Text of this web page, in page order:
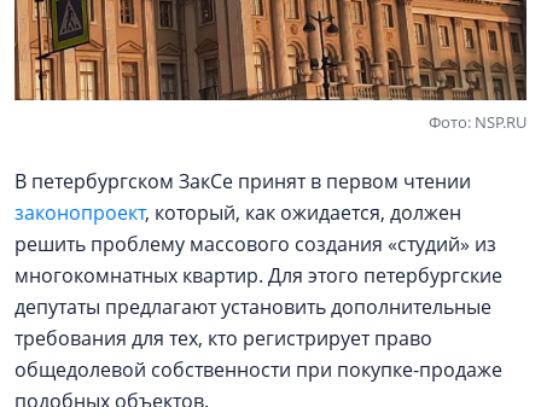
Фото: NSP.RU
В петербургском ЗакСе принят в первом чтении
законопроект, который, как ожидается, должен
решить проблему массового создания «студий» из
многокомнатных квартир. Для этого петербургские
депутаты предлагают установить дополнительные
требования для тех, кто регистрирует право
общедолевой собственности при покупке-продаже
подобных объектов.